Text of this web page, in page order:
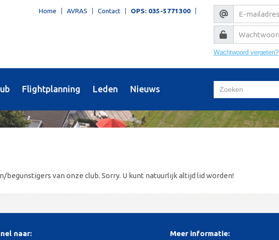
Home AVRAS Contact OPS: 035-5771300
Wachtwoord vergeten?
Flightplanning Leden Nieuws
van onze club. Sorry. U kunt natuurlijk altijd lid worden!
naar:
Meer informatie: